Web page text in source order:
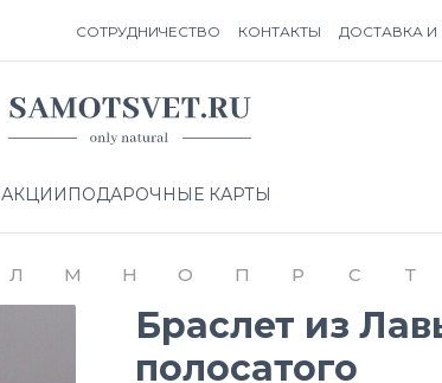
СОТРУДНИЧЕСТВО КОНТАКТЫ ДОСТАВКА И
АКЦИИ ПОДАРОЧНЫЕ КАРТЫ
Л М Н О П Р С Т
Браслет из
полосатого